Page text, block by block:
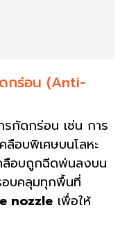
กร่อน (Anti-
รกัดกร่อน เช่น การ
ลือบพิเศษบนโลหะ
ลือบถูกฉีดพ่นลงบน
อบคลุมทุกพื้นที่
nozzle เพื่อให้